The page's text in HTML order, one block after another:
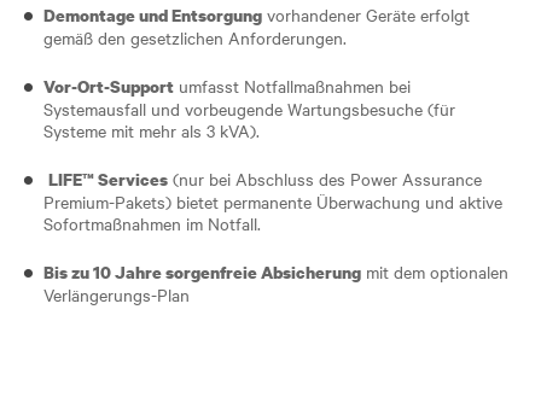
Demontage und Entsorgung vorhandener Geräte erfolgt
gemäß den gesetzlichen Anforderungen.
Vor-Ort-Support umfasst Notfallmaßnahmen bei
Systemausfall und vorbeugende Wartungsbesuche (für
Systeme mit mehr als 3 kVA).
LIFE™ Services (nur bei Abschluss des Power Assurance
Premium-Pakets) bietet permanente Überwachung und aktive
Sofortmaßnahmen im Notfall.
Bis zu 10 Jahre sorgenfreie Absicherung mit dem optionalen
Verlängerungs-Plan